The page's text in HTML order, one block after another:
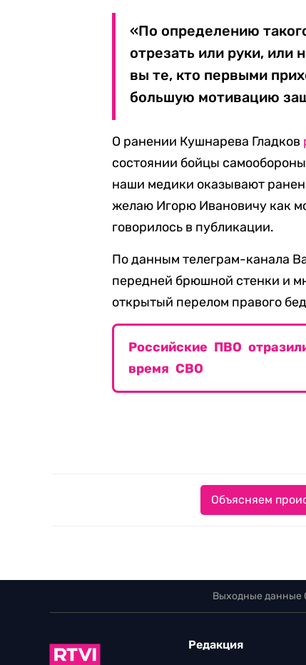
«По определению
отрезать или руки, или
вы те, кто первыми
большую мотивацию
О ранении Кушнарева Гладков
состоянии бойцы
наши медики оказывают
желаю Игорю Ивановичу как
говорилось в публикации.
По данным телеграм-канала
передней брюшной стенки и
открытый перелом правого
Российские ПВО
время СВО
Объясняем
Выходные данные
Редакция